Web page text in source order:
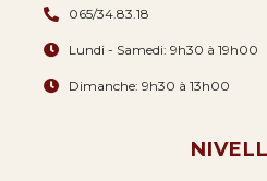
065/34.83.18
Lundi - Samedi: 9h30 à 19h00
Dimanche: 9h30 à 13h00